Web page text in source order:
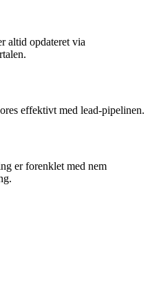
altid opdateret via
effektivt med lead-pipelinen.
er forenklet med nem